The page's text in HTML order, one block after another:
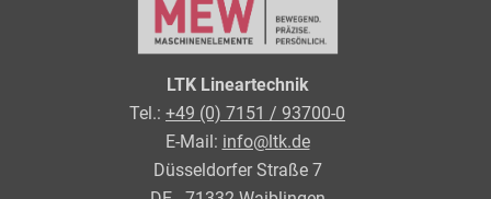
LTK Lineartechnik
Tel.: +49 (0) 7151 / 93700-0
E-Mail: info@ltk.de
Düsseldorfer Straße 7